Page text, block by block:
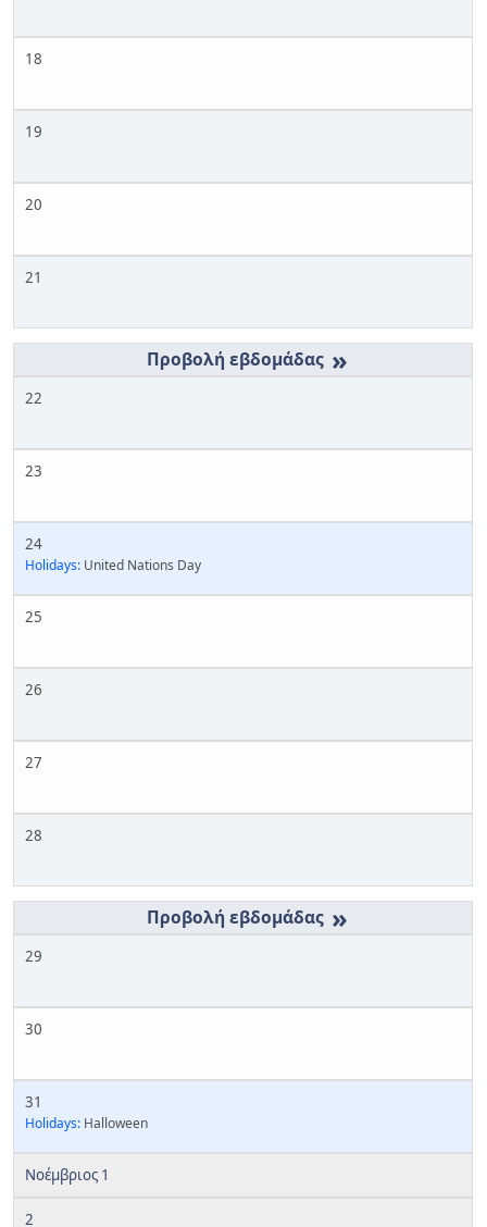
18
19
20
21
»
22
23
24
Holidays: United Nations Day
25
26
27
28
»
29
30
31
Holidays: Halloween
Νοέμβριος 1
2